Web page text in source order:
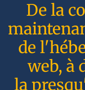
De la
de
web, à
la